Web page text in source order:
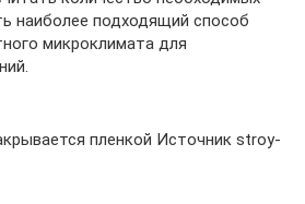
наиболее подходящий способ
микроклимата для
пленкой Источник stroy-